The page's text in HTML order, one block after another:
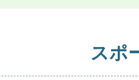
スポ